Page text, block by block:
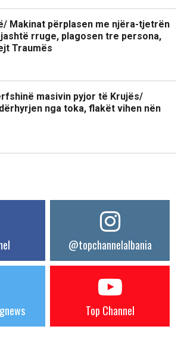
Makinat përplasen me njëra-tjetrën
rruge, plagosen tre persona,
Traumës
masivin pyjor të Krujës/
nga toka, flakët vihen nën
@topchannelalbania
Top Channel